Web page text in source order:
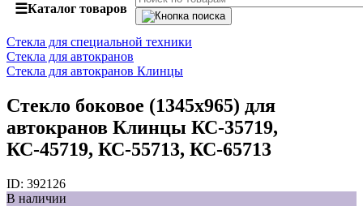
☰Каталог товаров
Стекла для специальной техники
Стекла для автокранов
Стекла для автокранов Клинцы
Стекло боковое (1345х965) для
автокранов Клинцы КС-35719,
КС-45719, КС-55713, КС-65713
ID: 392126
В наличии